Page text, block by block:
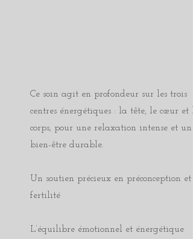
Ce soin agit en profondeur sur les trois
centres énergétiques : la tête, le cœur et
corps, pour une relaxation intense et un
bien-être durable.
Un soutien précieux en préconception et
fertilité
L’équilibre émotionnel et énergétique